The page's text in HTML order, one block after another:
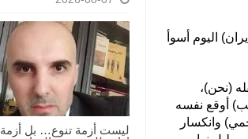
ليست أزمة تنوع… بل أزمة
اليوم أسوأ
(نحن)،
أوقع نفسه
وانكسار